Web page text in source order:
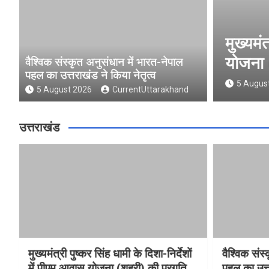
वैश्विक संस्कृत अनुसंधान में भारत-नेपाल
पहल का उत्तराखंड ने किया नेतृत्व
5 August 2026 CurrentUttarakhand
धामी के दिशा-निर्देशों में पीएम आवास
प्रगति की हुई समीक्षा
उत्तराखंड
मुख्यमंत्री पुष्कर सिंह धामी के दिशा-निर्देशों
वैश्विक